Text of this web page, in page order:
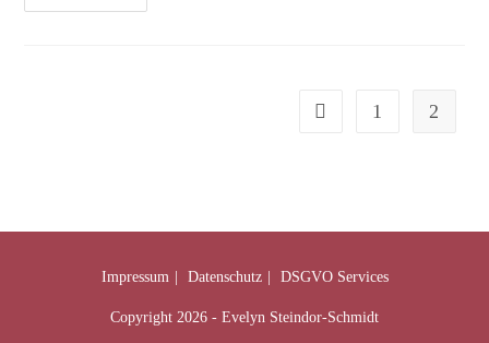
1 2
Impressum Datenschutz DSGVO Services
Copyright 2026 - Evelyn Steindor-Schmidt